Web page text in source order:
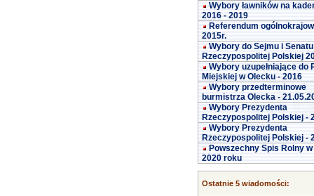
Wybory ławników na
2016 - 2019
Referendum
2015r.
Wybory do Sejmu i Senatu
Rzeczypospolitej Polskiej
Wybory uzupełniające do
Miejskiej w Olecku - 2016
Wybory przedterminowe
burmistrza Olecka -
Wybory Prezydenta
Rzeczypospolitej Polskiej -
Wybory Prezydenta
Rzeczypospolitej Polskiej -
Powszechny Spis Rolny w
2020 roku
Ostatnie 5 wiadomości: